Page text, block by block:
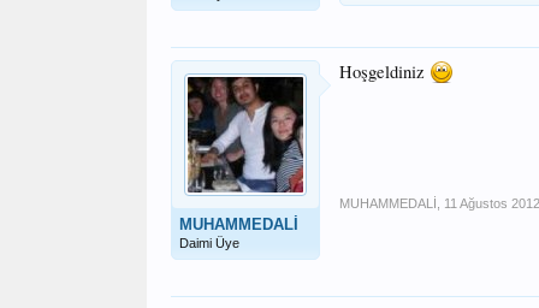
MUHAMMEDALİ
Daimi Üye
Hoşgeldiniz
MUHAMMEDALİ 11 Ağustos 2012